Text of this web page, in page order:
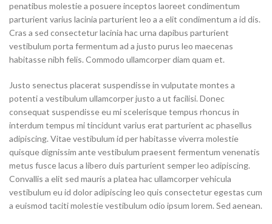
penatibus molestie a posuere inceptos laoreet condimentum
parturient varius lacinia parturient leo a a elit condimentum a id dis.
Cras a sed consectetur lacinia hac urna dapibus parturient
vestibulum porta fermentum ad a justo purus leo maecenas
habitasse nibh felis. Commodo ullamcorper diam quam et.
Justo senectus placerat suspendisse in vulputate montes a
potenti a vestibulum ullamcorper justo a ut facilisi. Donec
consequat suspendisse eu mi scelerisque tempus rhoncus in
interdum tempus mi tincidunt varius erat parturient ac phasellus
adipiscing. Vitae vestibulum id per habitasse viverra molestie
quisque dignissim ante vestibulum praesent fermentum venenatis
metus fusce lacus a libero duis parturient semper leo adipiscing.
Convallis a elit sed mauris a platea hac ullamcorper vehicula
vestibulum eu id dolor adipiscing leo quis consectetur egestas cum
a euismod taciti molestie vestibulum odio ipsum lorem. Sed aenean.